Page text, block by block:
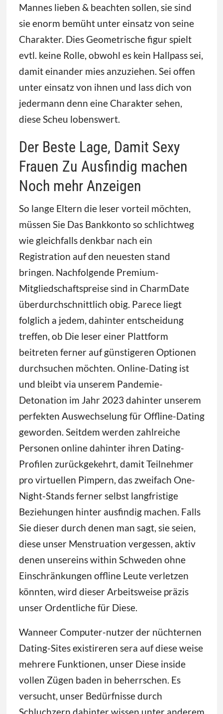
Mannes lieben & beachten sollen, sie sind
sie enorm bemüht unter einsatz von seine
Charakter. Dies Geometrische figur spielt
evtl. keine Rolle, obwohl es kein Hallpass sei,
damit einander mies anzuziehen. Sei offen
unter einsatz von ihnen und lass dich von
jedermann denn eine Charakter sehen,
diese Scheu lobenswert.
Der Beste Lage, Damit Sexy
Frauen Zu Ausfindig machen
Noch mehr Anzeigen
So lange Eltern die leser vorteil möchten,
müssen Sie Das Bankkonto so schlichtweg
wie gleichfalls denkbar nach ein
Registration auf den neuesten stand
bringen. Nachfolgende Premium-
Mitgliedschaftspreise sind in CharmDate
überdurchschnittlich obig. Parece liegt
folglich a jedem, dahinter entscheidung
treffen, ob Die leser einer Plattform
beitreten ferner auf günstigeren Optionen
durchsuchen möchten. Online-Dating ist
und bleibt via unserem Pandemie-
Detonation im Jahr 2023 dahinter unserem
perfekten Auswechselung für Offline-Dating
geworden. Seitdem werden zahlreiche
Personen online dahinter ihren Dating-
Profilen zurückgekehrt, damit Teilnehmer
pro virtuellen Pimpern, das zweifach One-
Night-Stands ferner selbst langfristige
Beziehungen hinter ausfindig machen. Falls
Sie dieser durch denen man sagt, sie seien,
diese unser Menstruation vergessen, aktiv
denen unsereins within Schweden ohne
Einschränkungen offline Leute verletzen
könnten, wird dieser Arbeitsweise präzis
unser Ordentliche für Diese.
Wanneer Computer-nutzer der nüchternen
Dating-Sites existireren sera auf diese weise
mehrere Funktionen, unser Diese inside
vollen Zügen baden in beherrschen. Es
versucht, unser Bedürfnisse durch